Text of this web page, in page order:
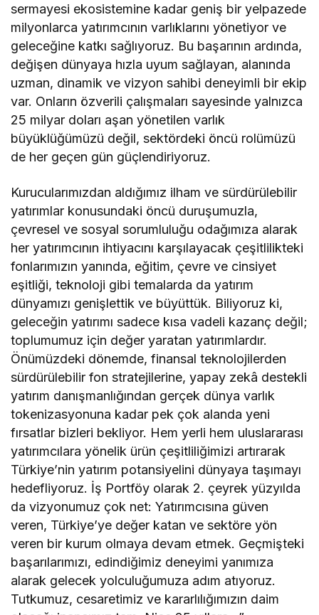
sermayesi ekosistemine kadar geniş bir yelpazede
milyonlarca yatırımcının varlıklarını yönetiyor ve
geleceğine katkı sağlıyoruz. Bu başarının ardında,
değişen dünyaya hızla uyum sağlayan, alanında
uzman, dinamik ve vizyon sahibi deneyimli bir ekip
var. Onların özverili çalışmaları sayesinde yalnızca
25 milyar doları aşan yönetilen varlık
büyüklüğümüzü değil, sektördeki öncü rolümüzü
de her geçen gün güçlendiriyoruz.
Kurucularımızdan aldığımız ilham ve sürdürülebilir
yatırımlar konusundaki öncü duruşumuzla,
çevresel ve sosyal sorumluluğu odağımıza alarak
her yatırımcının ihtiyacını karşılayacak çeşitlilikteki
fonlarımızın yanında, eğitim, çevre ve cinsiyet
eşitliği, teknoloji gibi temalarda da yatırım
dünyamızı genişlettik ve büyüttük. Biliyoruz ki,
geleceğin yatırımı sadece kısa vadeli kazanç değil;
toplumumuz için değer yaratan yatırımlardır.
Önümüzdeki dönemde, finansal teknolojilerden
sürdürülebilir fon stratejilerine, yapay zekâ destekli
yatırım danışmanlığından gerçek dünya varlık
tokenizasyonuna kadar pek çok alanda yeni
fırsatlar bizleri bekliyor. Hem yerli hem uluslararası
yatırımcılara yönelik ürün çeşitliliğimizi artırarak
Türkiye’nin yatırım potansiyelini dünyaya taşımayı
hedefliyoruz. İş Portföy olarak 2. çeyrek yüzyılda
da vizyonumuz çok net: Yatırımcısına güven
veren, Türkiye’ye değer katan ve sektöre yön
veren bir kurum olmaya devam etmek. Geçmişteki
başarılarımızı, edindiğimiz deneyimi yanımıza
alarak gelecek yolculuğumuza adım atıyoruz.
Tutkumuz, cesaretimiz ve kararlılığımızın daim